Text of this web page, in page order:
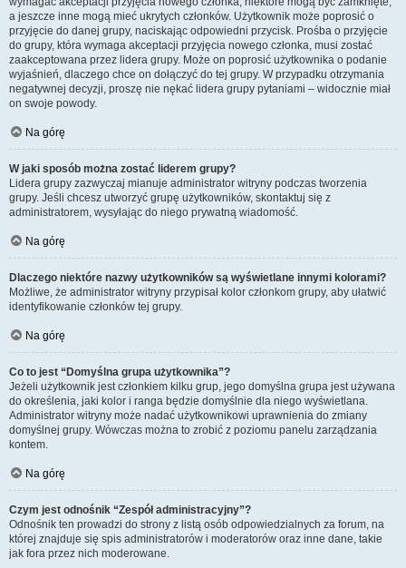
a jeszcze inne mogą mieć ukrytych członków. Użytkownik może poprosić o
przyjęcie do danej grupy, naciskając odpowiedni przycisk. Prośba o przyjęcie
do grupy, która wymaga akceptacji przyjęcia nowego członka, musi zostać
zaakceptowana przez lidera grupy. Może on poprosić użytkownika o podanie
wyjaśnień, dlaczego chce on dołączyć do tej grupy. W przypadku otrzymania
negatywnej decyzji, proszę nie nękać lidera grupy pytaniami – widocznie miał
on swoje powody.
Na górę
W jaki sposób można zostać liderem grupy?
Lidera grupy zazwyczaj mianuje administrator witryny podczas tworzenia
grupy. Jeśli chcesz utworzyć grupę użytkowników, skontaktuj się z
administratorem, wysyłając do niego prywatną wiadomość.
Na górę
Dlaczego niektóre nazwy użytkowników są wyświetlane innymi kolorami?
Możliwe, że administrator witryny przypisał kolor członkom grupy, aby ułatwić
identyfikowanie członków tej grupy.
Na górę
Co to jest “Domyślna grupa użytkownika”?
Jeżeli użytkownik jest członkiem kilku grup, jego domyślna grupa jest używana
do określenia, jaki kolor i ranga będzie domyślnie dla niego wyświetlana.
Administrator witryny może nadać użytkownikowi uprawnienia do zmiany
domyślnej grupy. Wówczas można to zrobić z poziomu panelu zarządzania
kontem.
Na górę
Czym jest odnośnik “Zespół administracyjny”?
Odnośnik ten prowadzi do strony z listą osób odpowiedzialnych za forum, na
której znajduje się spis administratorów i moderatorów oraz inne dane, takie
jak fora przez nich moderowane.